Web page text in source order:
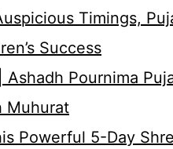
Timings,
Success
Pournima
Muhurat
Powerful 5-Day